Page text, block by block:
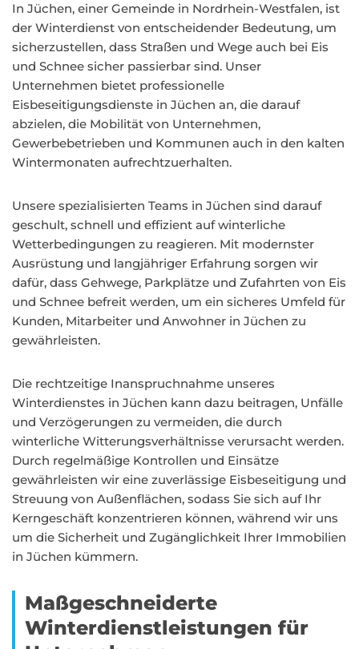
In Jüchen, einer Gemeinde in Nordrhein-Westfalen, ist
der Winterdienst von entscheidender Bedeutung, um
sicherzustellen, dass Straßen und Wege auch bei Eis
und Schnee sicher passierbar sind. Unser
Unternehmen bietet professionelle
Eisbeseitigungsdienste in Jüchen an, die darauf
abzielen, die Mobilität von Unternehmen,
Gewerbebetrieben und Kommunen auch in den kalten
Wintermonaten aufrechtzuerhalten.
Unsere spezialisierten Teams in Jüchen sind darauf
geschult, schnell und effizient auf winterliche
Wetterbedingungen zu reagieren. Mit modernster
Ausrüstung und langjähriger Erfahrung sorgen wir
dafür, dass Gehwege, Parkplätze und Zufahrten von Eis
und Schnee befreit werden, um ein sicheres Umfeld für
Kunden, Mitarbeiter und Anwohner in Jüchen zu
gewährleisten.
Die rechtzeitige Inanspruchnahme unseres
Winterdienstes in Jüchen kann dazu beitragen, Unfälle
und Verzögerungen zu vermeiden, die durch
winterliche Witterungsverhältnisse verursacht werden.
Durch regelmäßige Kontrollen und Einsätze
gewährleisten wir eine zuverlässige Eisbeseitigung und
Streuung von Außenflächen, sodass Sie sich auf Ihr
Kerngeschäft konzentrieren können, während wir uns
um die Sicherheit und Zugänglichkeit Ihrer Immobilien
in Jüchen kümmern.
Maßgeschneiderte
Winterdienstleistungen für